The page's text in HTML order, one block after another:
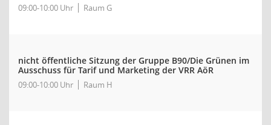
09:00-10:00 Uhr Raum G
nicht öffentliche Sitzung der Gruppe B90/Die Grünen im
Ausschuss für Tarif und Marketing der VRR AöR
09:00-10:00 Uhr Raum H